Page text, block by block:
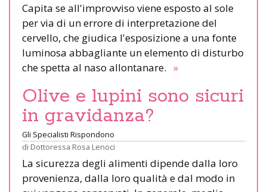
Capita se all'improvviso viene esposto al sole
per via di un errore di interpretazione del
cervello, che giudica l'esposizione a una fonte
luminosa abbagliante un elemento di disturbo
che spetta al naso allontanare. »
Olive e lupini sono sicuri
in gravidanza?
Gli Specialisti Rispondono
di Dottoressa Rosa Lenoci
La sicurezza degli alimenti dipende dalla loro
provenienza, dalla loro qualità e dal modo in